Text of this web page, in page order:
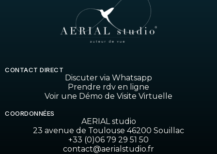
COORDONNÉES
AERIAL studio
23 avenue de Toulouse 46200 Souillac
+33 (0)06 79 29 51 50
contact@aerialstudio.fr
CONTACT DIRECT
Discuter via Whatsapp
Prendre rdv en ligne
Voir une Démo de Visite Virtuelle